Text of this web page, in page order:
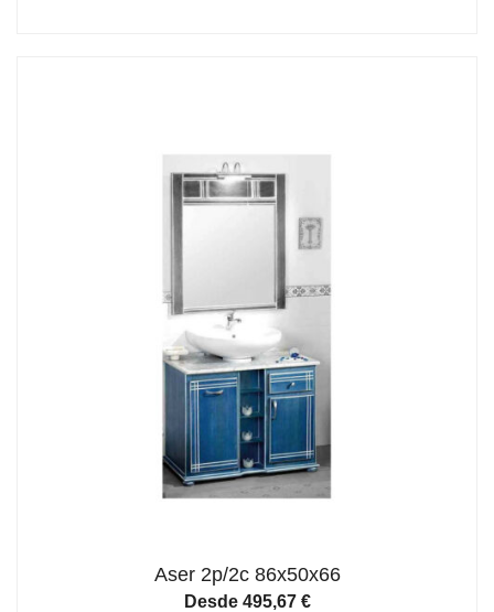
Aser 2p/2c 86x50x66
Desde 495,67 €